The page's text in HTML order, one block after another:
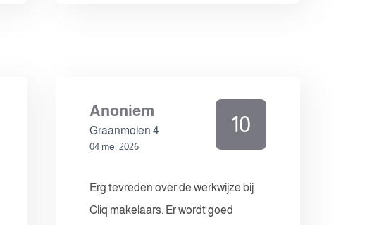
Anoniem
Graanmolen 4
04 mei 2026
10
Erg tevreden over de werkwijze bij
Cliq makelaars. Er wordt goed